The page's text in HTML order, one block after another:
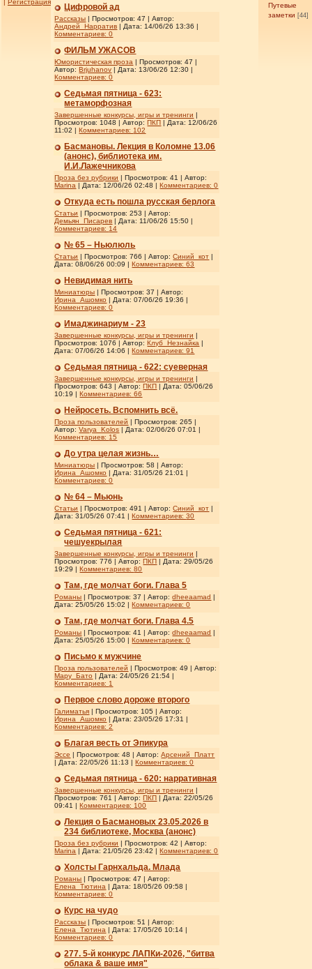
| Регистрация
Путевые
заметки [44]
Цифровой ад
Рассказы | Просмотров: 47 | Автор:
Андрей_Нарратив | Дата: 14/06/26 13:36 |
Комментариев:0
ФИЛЬМ УЖАСОВ
Юмористическая проза | Просмотров: 47 |
Автор:Brjuhanov | Дата: 13/06/26 12:30 |
Комментариев:0
Седьмая пятница - 623:
метаморфозная
Завершенные конкурсы, игры и тренинги |
Просмотров: 1048 | Автор:ПКП | Дата: 12/06/26
11:02 |Комментариев: 102
Басмановы. Лекция в Коломне 13.06
(анонс), библиотека им.
И.И.Лажечникова
Проза без рубрики | Просмотров: 41 | Автор:
Marina | Дата: 12/06/26 02:48 |Комментариев:0
Откуда есть пошла русская берлога
Статьи | Просмотров: 253 | Автор:
Демьян_Писарев | Дата: 11/06/26 15:50 |
Комментариев: 14
№ 65 – Ньюлюль
Статьи | Просмотров: 766 | Автор:Синий_кот |
Дата:08/06/26 00:09 |Комментариев:63
Невидимая нить
Миниатюры | Просмотров: 37 | Автор:
Ирина_Ашомко | Дата:07/06/26 19:36 |
Комментариев:0
Имаджинариум - 23
Завершенные конкурсы, игры и тренинги |
Просмотров: 1076 | Автор:Клуб_Незнайка |
Дата:07/06/26 14:06 |Комментариев:91
Седьмая пятница - 622: суеверная
Завершенные конкурсы, игры и тренинги |
Просмотров: 643 | Автор:ПКП | Дата:05/06/26
10:19 |Комментариев:66
Нейросеть. Вспомнить всё.
Проза пользователей | Просмотров: 265 |
Автор:Varya_Kolos | Дата:02/06/26 07:01 |
Комментариев: 15
До утра целая жизнь…
Миниатюры | Просмотров: 58 | Автор:
Ирина_Ашомко | Дата:31/05/26 21:01 |
Комментариев:0
№ 64 – Мьюнь
Статьи | Просмотров: 491 | Автор:Синий_кот |
Дата:31/05/26 07:41 |Комментариев:30
Седьмая пятница - 621:
чешуекрылая
Завершенные конкурсы, игры и тренинги |
Просмотров: 776 | Автор:ПКП | Дата:29/05/26
19:29 |Комментариев:80
Там, где молчат боги. Глава 5
Романы | Просмотров: 37 | Автор:dheeaamad |
Дата:25/05/26 15:02 |Комментариев:0
Там, где молчат боги. Глава 4.5
Романы | Просмотров: 41 | Автор:dheeaamad |
Дата:25/05/26 15:00 |Комментариев:0
Письмо к мужчине
Проза пользователей | Просмотров: 49 | Автор:
Мару_Бато | Дата:24/05/26 21:54 |
Комментариев: 1
Первое слово дороже второго
Галиматья | Просмотров: 105 | Автор:
Ирина_Ашомко | Дата:23/05/26 17:31 |
Комментариев:2
Благая весть от Эпикура
Эссе | Просмотров: 48 | Автор:Арсений_Платт
| Дата:22/05/26 11:13 |Комментариев:0
Седьмая пятница - 620: нарративная
Завершенные конкурсы, игры и тренинги |
Просмотров: 761 | Автор:ПКП | Дата:22/05/26
09:41 |Комментариев: 100
Лекция о Басмановых 23.05.2026 в
234 библиотеке, Москва (анонс)
Проза без рубрики | Просмотров: 42 | Автор:
Marina | Дата:21/05/26 23:42 |Комментариев:0
Холсты Гарнхальда. Млада
Романы | Просмотров: 47 | Автор:
Елена_Тютина | Дата: 18/05/26 09:58 |
Комментариев:0
Курс на чудо
Рассказы | Просмотров: 51 | Автор:
Елена_Тютина | Дата: 17/05/26 10:14 |
Комментариев:0
277. 5-й конкурс ЛАПКи-2026, "битва
облака & ваше имя"